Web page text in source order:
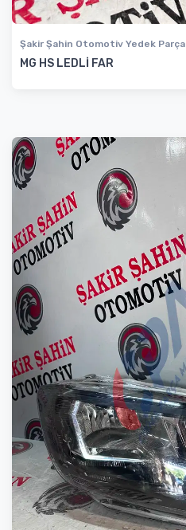
Şakir Şahin Otomotiv Yedek Parça
MG HS LEDLİ FAR